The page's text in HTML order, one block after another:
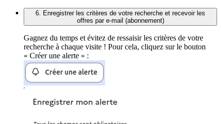
6. Enregistrer les critères de votre recherche et recevoir les
offres par e-mail (abonnement)
Gagnez du temps et évitez de ressaisir les critères de votre
recherche à chaque visite ! Pour cela, cliquez sur le bouton
« Créer une alerte » :